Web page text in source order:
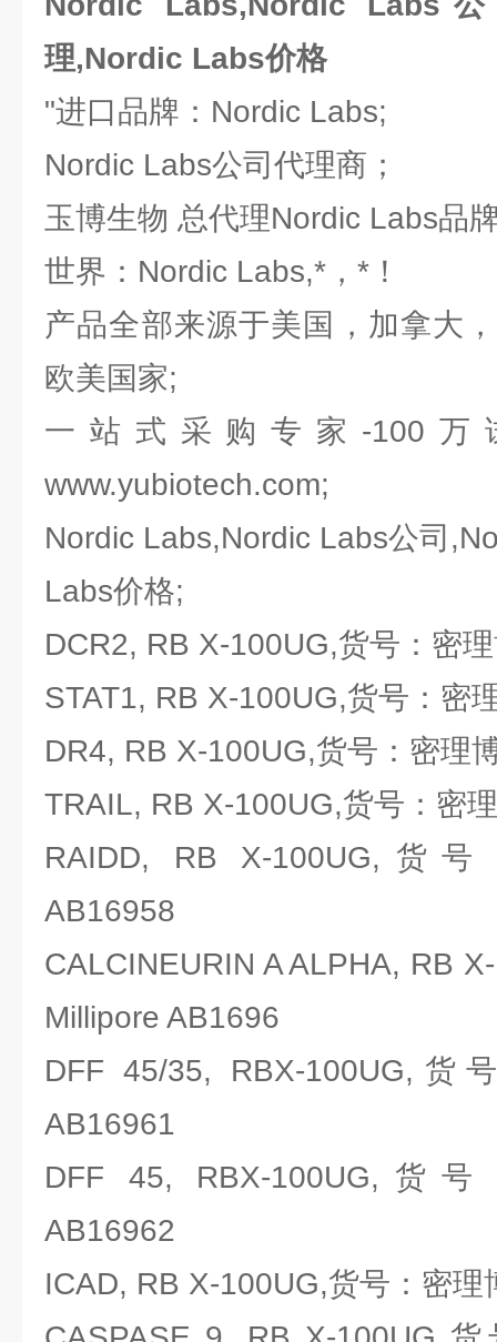
理,Nordic Labs价格
"进口品牌：Nordic Labs;
Nordic Labs公司代理商；
玉博生物 总代理Nordic Labs品
世界：Nordic Labs,*，*！
产品全部来源于美国，加拿大
欧美国家;
一站式采购专家-100万
www.yubiotech.com;
Nordic Labs,Nordic Labs公司
Labs价格;
DCR2, RB X-100UG,货号：密
STAT1, RB X-100UG,货号：密
DR4, RB X-100UG,货号：密理
TRAIL, RB X-100UG,货号：密
RAIDD, RB X-100UG,货
AB16958
CALCINEURIN A ALPHA, RB
Millipore AB1696
DFF 45/35, RBX-100UG,货
AB16961
DFF 45, RBX-100UG,货
AB16962
ICAD, RB X-100UG,货号：密理